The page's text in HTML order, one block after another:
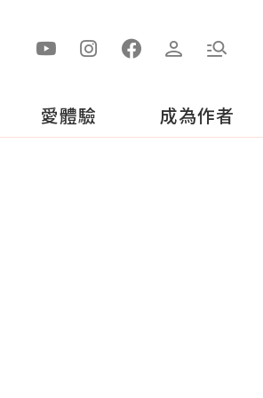
愛體驗 成為作者